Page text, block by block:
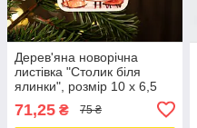
Дерев'яна новорічна
листівка "Столик біля
ялинки", розмір 10 х 6,5
71,25 ₴ 75 ₴